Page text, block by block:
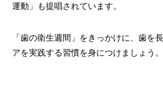
運動」も提唱されています。
「歯の衛生週間」をきっかけに、歯を
アを実践する習慣を身につけましょう。